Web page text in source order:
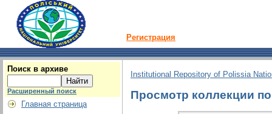
Регистрация
Поиск в архиве
Расширенный поиск
Главная страница
Institutional Repository of Polissia
Просмотр коллекции